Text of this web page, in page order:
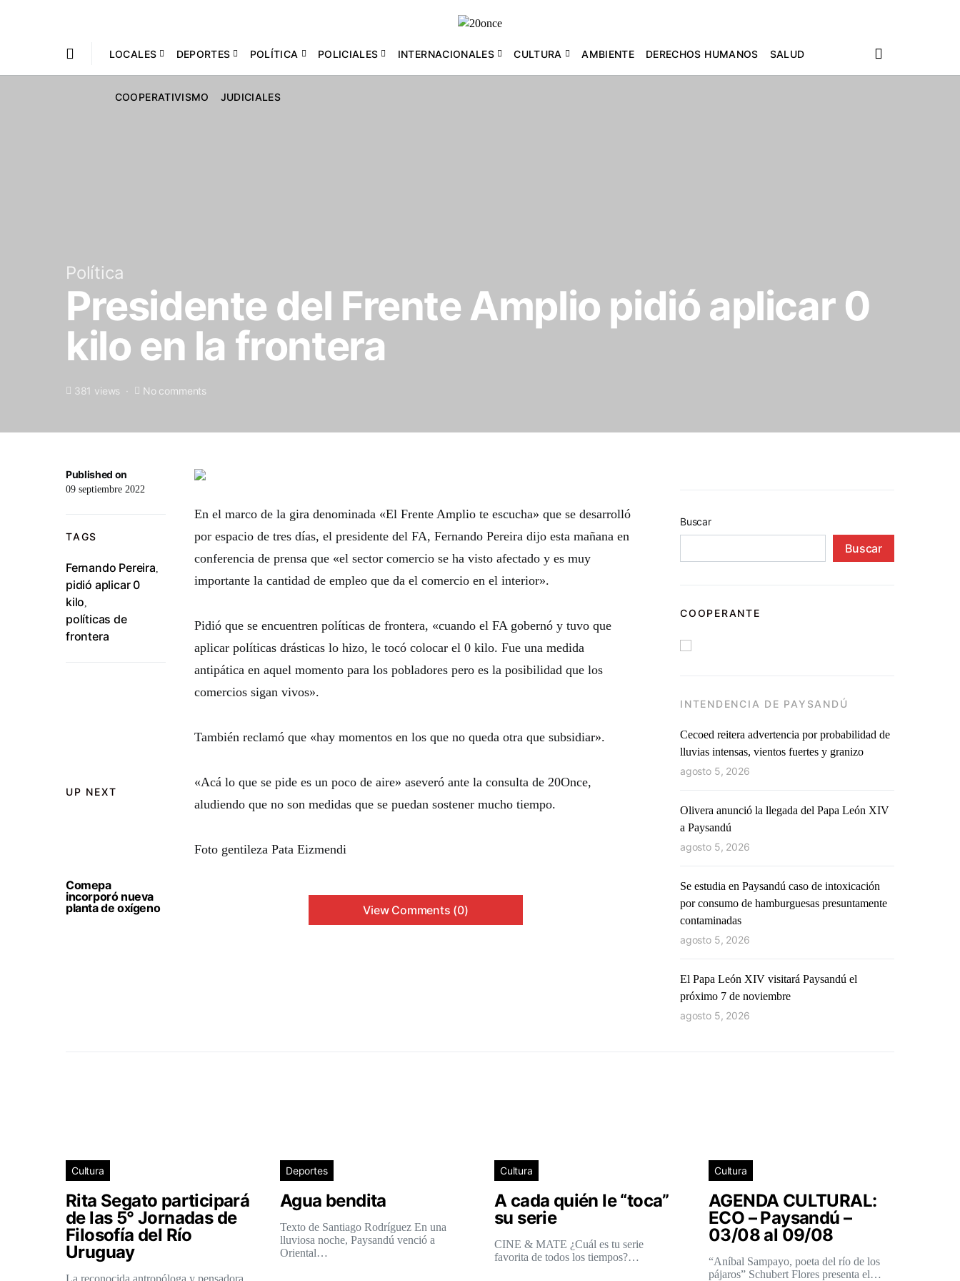
LOCALES DEPORTES POLÍTICA POLICIALES INTERNACIONALES CULTURA AMBIENTE DERECHOS HUMANOS SALUD
COOPERATIVISMO JUDICIALES
Política
Presidente del Frente Amplio pidió aplicar 0
kilo en la frontera
381 views No comments
UP NEXT
Comepa
incorporó nueva
planta de oxígeno
Published on
09 septiembre 2022
TAGS
Fernando Pereira,
pidió aplicar 0
kilo,
políticas de
frontera
En el marco de la gira denominada «El Frente Amplio te escucha» que se desarrolló
por espacio de tres días, el presidente del FA, Fernando Pereira dijo esta mañana en
conferencia de prensa que «el sector comercio se ha visto afectado y es muy
importante la cantidad de empleo que da el comercio en el interior».
Pidió que se encuentren políticas de frontera, «cuando el FA gobernó y tuvo que
aplicar políticas drásticas lo hizo, le tocó colocar el 0 kilo. Fue una medida
antipática en aquel momento para los pobladores pero es la posibilidad que los
comercios sigan vivos».
También reclamó que «hay momentos en los que no queda otra que subsidiar».
«Acá lo que se pide es un poco de aire» aseveró ante la consulta de 20Once,
aludiendo que no son medidas que se puedan sostener mucho tiempo.
Foto gentileza Pata Eizmendi
View Comments (0)
Buscar
Buscar
COOPERANTE
INTENDENCIA DE PAYSANDÚ
Cecoed reitera advertencia por probabilidad de
lluvias intensas, vientos fuertes y granizo
agosto 5, 2026
Olivera anunció la llegada del Papa León XIV
a Paysandú
agosto 5, 2026
Se estudia en Paysandú caso de intoxicación
por consumo de hamburguesas presuntamente
contaminadas
agosto 5, 2026
El Papa León XIV visitará Paysandú el
próximo 7 de noviembre
agosto 5, 2026
Cultura
Rita Segato participará
de las 5° Jornadas de
Filosofía del Río
Uruguay
Deportes
Agua bendita
Texto de Santiago Rodríguez En una
lluviosa noche, Paysandú venció a
Oriental…
Cultura
A cada quién le “toca”
su serie
CINE & MATE ¿Cuál es tu serie
favorita de todos los tiempos?…
Cultura
AGENDA CULTURAL:
ECO – Paysandú –
03/08 al 09/08
“Aníbal Sampayo, poeta del río de los
pájaros” Schubert Flores presenta el…